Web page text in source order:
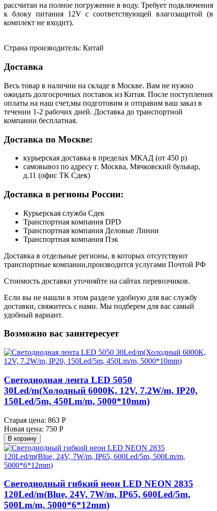
рассчитан на полное погружение в воду. Требует подключения
к блоку питания 12V с соответствующей влагозащитой (в
комплект не входит).
Страна производитель: Китай
Доставка
Весь товар в наличии на складе в Москве. Вам не нужно
ожидать долгосрочных поставок из Китая. После поступления
оплаты на наш счет,мы подготовим и отправим ваш заказ в
течении 1-2 рабочих дней. Доставка до транспортной
компании бесплатная.
Доставка по Москве:
курьерская доставка в пределах МКАД (от 450 р)
самовывоз по адресу г. Москва, Мячковский бульвар,
д.11 (офис ТК Сдек)
Доставка в регионы России:
Курьерская служба Сдек
Транспортная компания DPD
Транспортная компания Деловые Линии
Транспортная компания Пэк
Доставка в отдельные регионы, в которых отсутствуют
транспортные компании,производится услугами Почтой РФ
Стоимость доставки уточняйте на сайтах перевозчиков.
Если вы не нашли в этом разделе удобную для вас службу
доставки, свяжитесь с нами. Мы подберем для вас самый
удобный вариант.
Возможно вас заинтересует
Светодиодная лента LED 5050
30Led/m(Холодный 6000K, 12V, 7.2W/m, IP20,
150Led/5m, 450Lm/m, 5000*10mm)
Старая цена: 863 Р
Новая цена: 750 Р
В корзину
Светодиодный гибкий неон LED NEON 2835
120Led/m(Blue, 24V, 7W/m, IP65, 600Led/5m,
500Lm/m, 5000*6*12mm)